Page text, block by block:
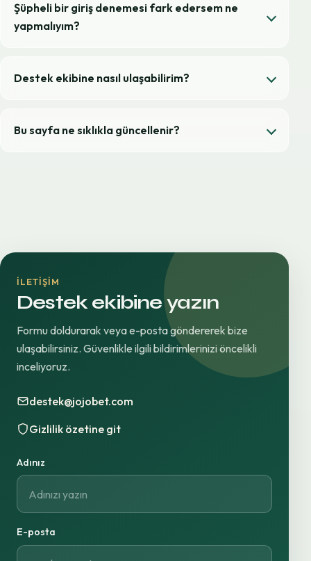
Şüpheli bir giriş denemesi fark edersem ne
yapmalıyım?
Destek ekibine nasıl ulaşabilirim?
Bu sayfa ne sıklıkla güncellenir?
İLETIŞIM
Destek ekibine yazın
Formu doldurarak veya e-posta göndererek bize
ulaşabilirsiniz. Güvenlikle ilgili bildirimlerinizi öncelikli
inceliyoruz.
destek@jojobet.com
Gizlilik özetine git
Adınız
E-posta